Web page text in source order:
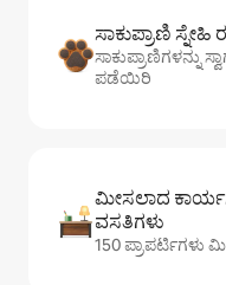
ಸಾಕುಪ್ರಾಣಿ
ಸಾಕುಪ್ರಾಣಿಗಳನ್ನು
ಪಡೆಯಿರಿ
ಮೀಸಲಾದ
ವಸತಿಗಳು
150 ಪ್ರಾಪರ್ಟಿಗಳು